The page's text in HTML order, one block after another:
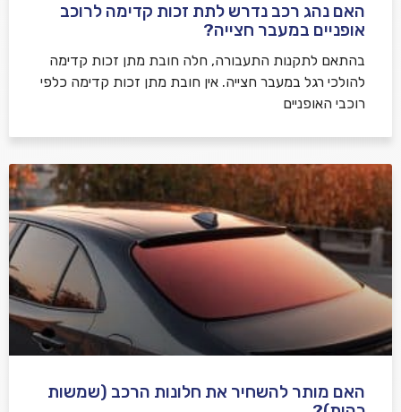
שלח משוב
האם נהג רכב נדרש לתת זכות קדימה לרוכב
אופניים במעבר חצייה?
בהתאם לתקנות התעבורה, חלה חובת מתן זכות קדימה
להולכי רגל במעבר חצייה. אין חובת מתן זכות קדימה כלפי
רוכבי האופניים
האם מותר להשחיר את חלונות הרכב (שמשות